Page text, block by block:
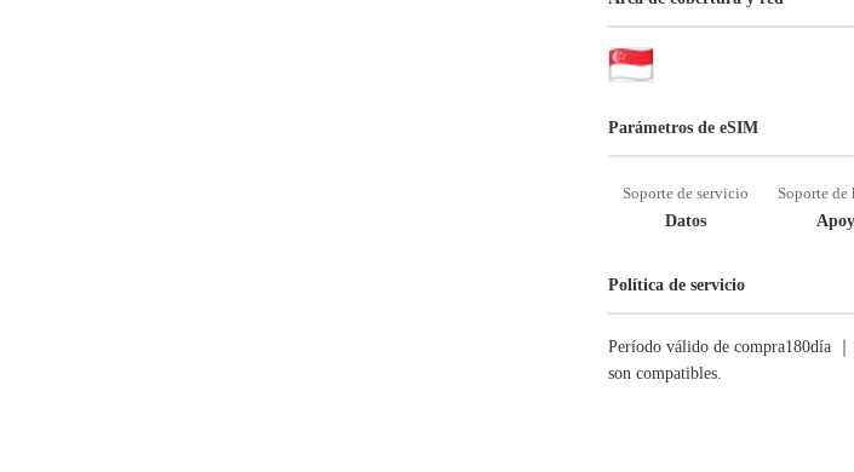
Parámetros de eSIM
Soporte de servicio
Datos
Soporte de
Política de servicio
Período válido de compra180día
son compatibles.